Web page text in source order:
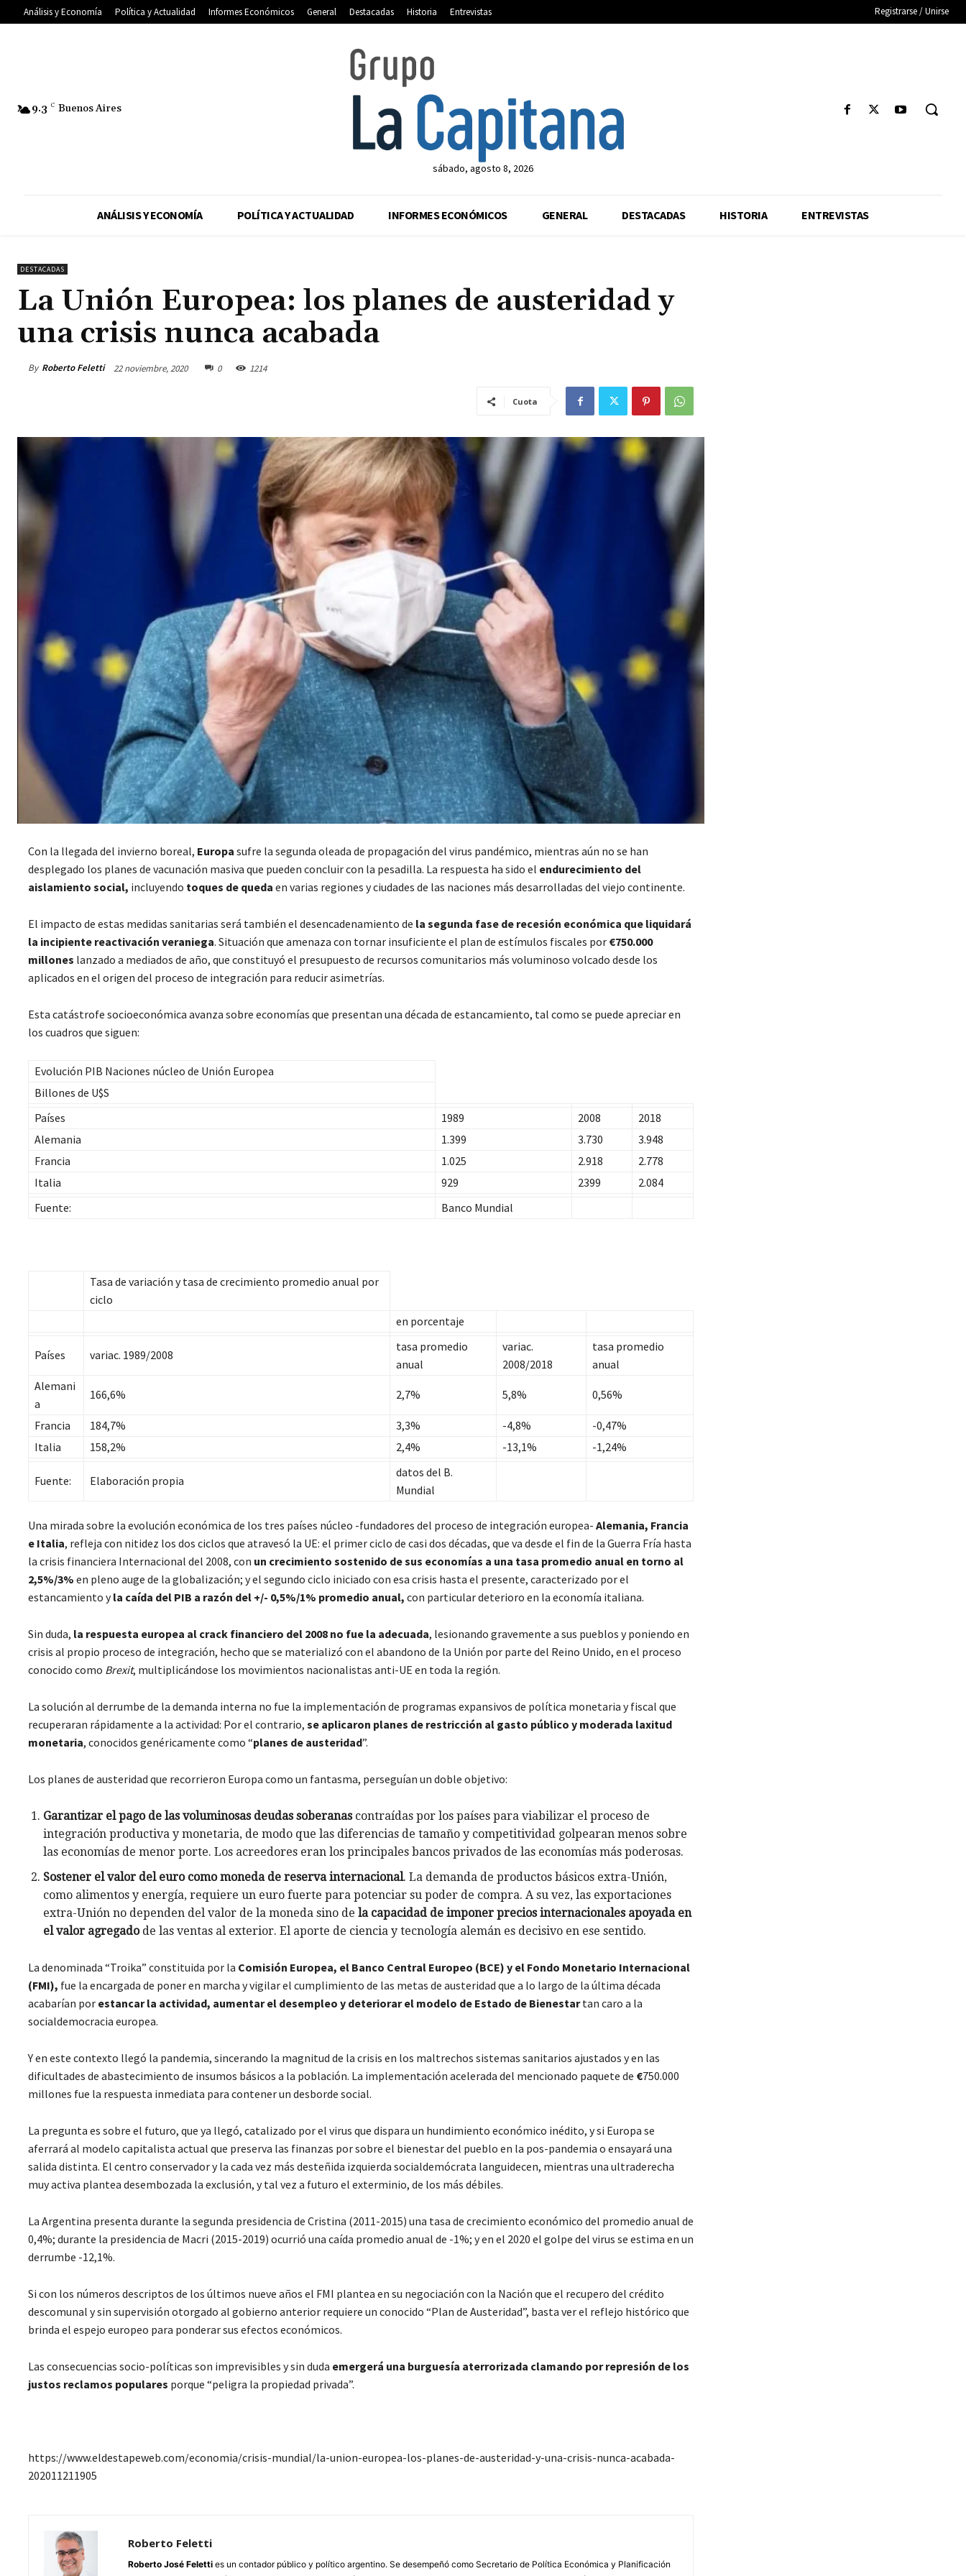
Análisis y Economía Política y Actualidad Informes Económicos General Destacadas Historia Entrevistas Registrarse / Unirse
9.3 C Buenos Aires
sábado, agosto 8, 2026
ANÁLISIS Y ECONOMÍA POLÍTICA Y ACTUALIDAD INFORMES ECONÓMICOS GENERAL DESTACADAS HISTORIA ENTREVISTAS
DESTACADAS
La Unión Europea: los planes de austeridad y
una crisis nunca acabada
By Roberto Feletti 22 noviembre, 2020 0 1214
Cuota
Con la llegada del invierno boreal, Europa sufre la segunda oleada de propagación del virus pandémico, mientras aún no se han
desplegado los planes de vacunación masiva que pueden concluir con la pesadilla. La respuesta ha sido el endurecimiento del
aislamiento social, incluyendo toques de queda en varias regiones y ciudades de las naciones más desarrolladas del viejo continente.
El impacto de estas medidas sanitarias será también el desencadenamiento de la segunda fase de recesión económica que liquidará
la incipiente reactivación veraniega. Situación que amenaza con tornar insuficiente el plan de estímulos fiscales por €750.000
millones lanzado a mediados de año, que constituyó el presupuesto de recursos comunitarios más voluminoso volcado desde los
aplicados en el origen del proceso de integración para reducir asimetrías.
Esta catástrofe socioeconómica avanza sobre economías que presentan una década de estancamiento, tal como se puede apreciar en
los cuadros que siguen:
Evolución PIB Naciones núcleo de Unión Europea
Billones de U$S
Países
1989 2008
2018
Alemania
1.399 3.730
3.948
Francia
1.025 2.918
2.778
Italia
929 2399
2.084
Fuente:
Banco Mundial
Tasa de variación y tasa de crecimiento promedio anual por
ciclo
en porcentaje
Países variac. 1989/2008
tasa promedio
anual
variac.
2008/2018
tasa promedio
anual
Alemani
a
166,6% 2,7% 5,8% 0,56%
Francia 184,7% 3,3% -4,8%
-0,47%
Italia
158,2% 2,4% -13,1% -1,24%
Fuente: Elaboración propia
datos del B.
Mundial
Una mirada sobre la evolución económica de los tres países núcleo -fundadores del proceso de integración europea- Alemania, Francia
e Italia, refleja con nitidez los dos ciclos que atravesó la UE: el primer ciclo de casi dos décadas, que va desde el fin de la Guerra Fría hasta
la crisis financiera Internacional del 2008, con un crecimiento sostenido de sus economías a una tasa promedio anual en torno al
2,5%/3% en pleno auge de la globalización; y el segundo ciclo iniciado con esa crisis hasta el presente, caracterizado por el
estancamiento yla caída del PIB a razón del +/- 0,5%/1% promedio anual, con particular deterioro en la economía italiana.
Sin duda, la respuesta europea al crack financiero del 2008 no fue la adecuada, lesionando gravemente a sus pueblos y poniendo en
crisis al propio proceso de integración, hecho que se materializó con el abandono de la Unión por parte del Reino Unido, en el proceso
conocido como Brexit, multiplicándose los movimientos nacionalistas anti-UE en toda la región.
La solución al derrumbe de la demanda interna no fue la implementación de programas expansivos de política monetaria y fiscal que
recuperaran rápidamente a la actividad: Por el contrario, se aplicaron planes de restricción al gasto público y moderada laxitud
monetaria, conocidos genéricamente como “planes de austeridad”.
Los planes de austeridad que recorrieron Europa como un fantasma, perseguían un doble objetivo:
Garantizar el pago de las voluminosas deudas soberanascontraídas por los países para viabilizar el proceso de
integración productiva y monetaria, de modo que las diferencias de tamaño y competitividad golpearan menos sobre
las economías de menor porte. Los acreedores eran los principales bancos privados de las economías más poderosas.
Sostener el valor del euro como moneda de reserva internacional. La demanda de productos básicos extra-Unión,
como alimentos y energía, requiere un euro fuerte para potenciar su poder de compra. A su vez, las exportaciones
extra-Unión no dependen del valor de la moneda sino de la capacidad de imponer precios internacionales apoyada en
el valor agregadode las ventas al exterior. El aporte de ciencia y tecnología alemán es decisivo en ese sentido.
La denominada “Troika” constituida por la Comisión Europea, el Banco Central Europeo (BCE) y el Fondo Monetario Internacional
(FMI), fue la encargada de poner en marcha y vigilar el cumplimiento de las metas de austeridad que a lo largo de la última década
acabarían por estancar la actividad, aumentar el desempleo y deteriorar el modelo de Estado de Bienestartan caro a la
socialdemocracia europea.
Y en este contexto llegó la pandemia, sincerando la magnitud de la crisis en los maltrechos sistemas sanitarios ajustados y en las
dificultades de abastecimiento de insumos básicos a la población. La implementación acelerada del mencionado paquete de €750.000
millones fue la respuesta inmediata para contener un desborde social.
La pregunta es sobre el futuro, que ya llegó, catalizado por el virus que dispara un hundimiento económico inédito, y si Europa se
aferrará al modelo capitalista actual que preserva las finanzas por sobre el bienestar del pueblo en la pos-pandemia o ensayará una
salida distinta. El centro conservador y la cada vez más desteñida izquierda socialdemócrata languidecen, mientras una ultraderecha
muy activa plantea desembozada la exclusión, y tal vez a futuro el exterminio, de los más débiles.
La Argentina presenta durante la segunda presidencia de Cristina (2011-2015) una tasa de crecimiento económico del promedio anual de
0,4%; durante la presidencia de Macri (2015-2019) ocurrió una caída promedio anual de -1%; y en el 2020 el golpe del virus se estima en un
derrumbe -12,1%.
Si con los números descriptos de los últimos nueve años el FMI plantea en su negociación con la Nación que el recupero del crédito
descomunal y sin supervisión otorgado al gobierno anterior requiere un conocido “Plan de Austeridad”, basta ver el reflejo histórico que
brinda el espejo europeo para ponderar sus efectos económicos.
Las consecuencias socio-políticas son imprevisibles y sin duda emergerá una burguesía aterrorizada clamando por represión de los
justos reclamos populares porque “peligra la propiedad privada”.
https://www.eldestapeweb.com/economia/crisis-mundial/la-union-europea-los-planes-de-austeridad-y-una-crisis-nunca-acabada-
202011211905
Roberto Feletti
Roberto José Feletti es un contador público y político argentino. Se desempeñó como Secretario de Política Económica y Planificación